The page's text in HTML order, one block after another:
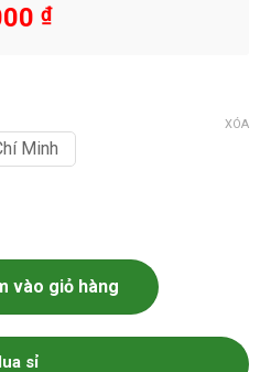
₫
Minh
XÓA
khối loại 1.8kg số lượng
vào giỏ hàng
sỉ